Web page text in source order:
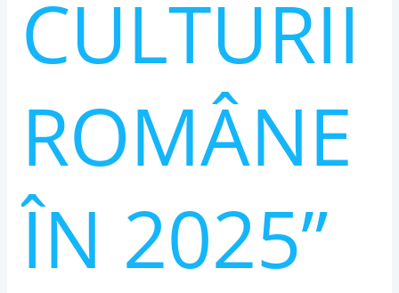
CULTURII
ROMÂNE
ÎN 2025”